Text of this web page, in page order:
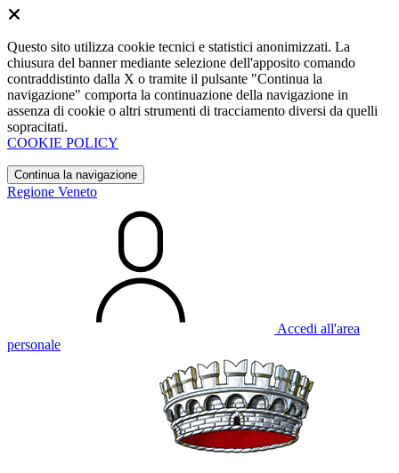
Questo sito utilizza cookie tecnici e statistici anonimizzati. La
chiusura del banner mediante selezione dell'apposito comando
contraddistinto dalla X o tramite il pulsante "Continua la
navigazione" comporta la continuazione della navigazione in
assenza di cookie o altri strumenti di tracciamento diversi da quelli
sopracitati.
COOKIE POLICY
Continua la navigazione
Regione Veneto
Accedi all'area
personale